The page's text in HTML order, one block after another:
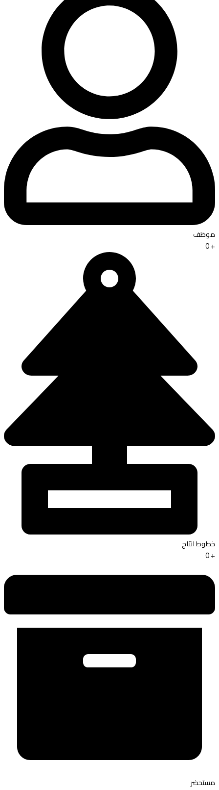
موظف
+
0
خطوط انتاج
+
0
مستحضر